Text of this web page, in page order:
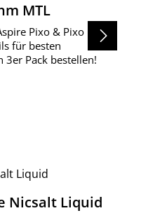
MTL
Pixo & Pixo Max
für besten
3er Pack bestellen!
Nicsalt Liquid